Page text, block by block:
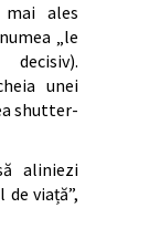
mai ales
„le
unei
shutter-
aliniezi
viață”,